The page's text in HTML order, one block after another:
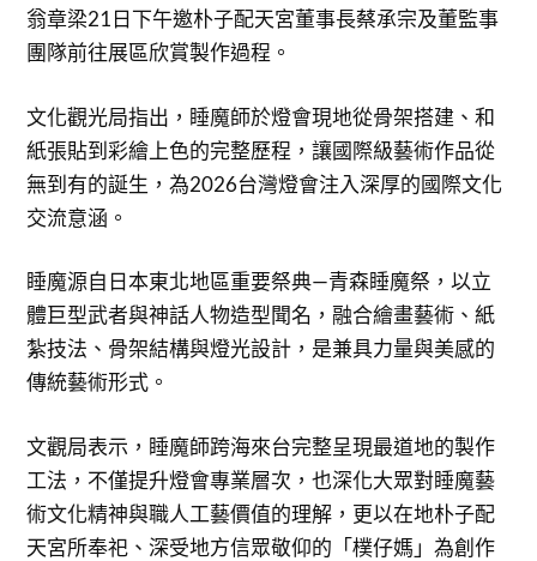
翁章梁21日下午邀朴子配天宮董事長蔡承宗及董監事
團隊前往展區欣賞製作過程。
文化觀光局指出，睡魔師於燈會現地從骨架搭建、和
紙張貼到彩繪上色的完整歷程，讓國際級藝術作品從
無到有的誕生，為2026台灣燈會注入深厚的國際文化
交流意涵。
睡魔源自日本東北地區重要祭典—青森睡魔祭，以立
體巨型武者與神話人物造型聞名，融合繪畫藝術、紙
紮技法、骨架結構與燈光設計，是兼具力量與美感的
傳統藝術形式。
文觀局表示，睡魔師跨海來台完整呈現最道地的製作
工法，不僅提升燈會專業層次，也深化大眾對睡魔藝
術文化精神與職人工藝價值的理解，更以在地朴子配
天宮所奉祀、深受地方信眾敬仰的「樸仔媽」為創作